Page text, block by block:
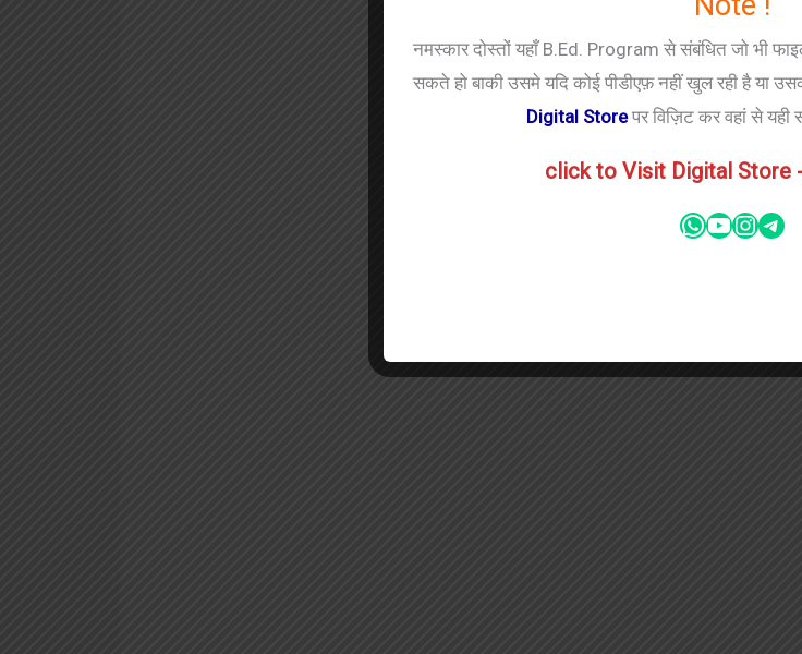
नमस्कार दोस्तों यहाँ B.Ed. Program से संबंधित जो भी
सकते हो बाकी उसमे यदि कोई पीडीएफ़ नहीं खुल रही है या
Digital Storeपर विज़िट कर वहां से
click to Visit Digital Store